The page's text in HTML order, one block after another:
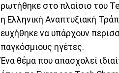
ρωτήθηκε στο πλαίσιο του
η Ελληνική Αναπτυξιακή
ευχήθηκε να υπάρχουν
παγκόσμιους ηγέτες.
Ένα θέμα που απασχολεί